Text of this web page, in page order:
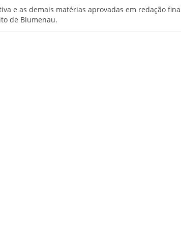
e as demais matérias aprovadas em redação
de Blumenau.